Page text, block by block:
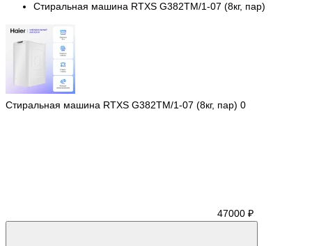
Стиральная машина RTXS G382TM/1-07 (8кг, пар)
Стиральная машина RTXS G382TM/1-07 (8кг, пар) 0
47000 ₽